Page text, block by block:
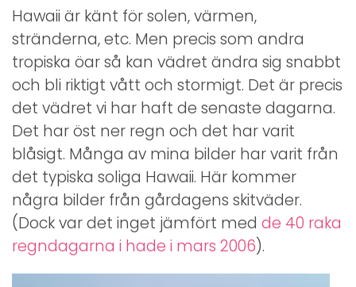
alltid
solsken
i
Hawaii
Hawaii är känt för solen, värmen,
stränderna, etc. Men precis som andra
tropiska öar så kan vädret ändra sig snabbt
och bli riktigt vått och stormigt. Det är precis
det vädret vi har haft de senaste dagarna.
Det har öst ner regn och det har varit
blåsigt. Många av mina bilder har varit från
det typiska soliga Hawaii. Här kommer
några bilder från gårdagens skitväder.
(Dock var det inget jämfört med de 40 raka
regndagarna i hade i mars 2006).